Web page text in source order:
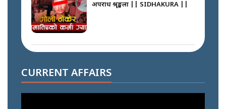
अपराध श्रृङ्खला || SIDHAKURA ||
सल्किएको आगो निभाउनेहरू ||
SIDHAKURA || THE REPORTER
CURRENT AFFAIRS